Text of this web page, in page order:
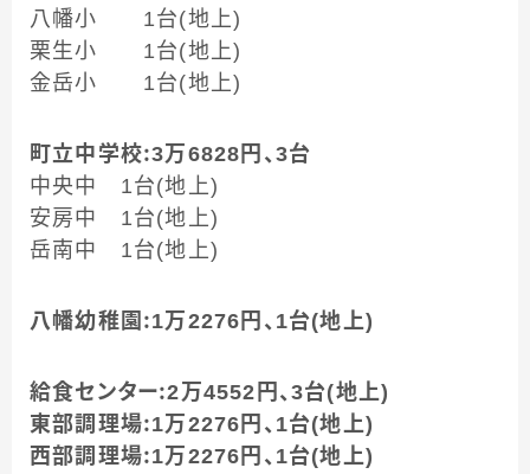
八幡小 1台(地上)
栗生小 1台(地上)
金岳小 1台(地上)
町立中学校：3万6828円、3台
中央中 1台(地上)
安房中 1台(地上)
岳南中 1台(地上)
八幡幼稚園：1万2276円、1台(地上)
給食センター：2万4552円、3台(地上)
東部調理場：1万2276円、1台(地上)
西部調理場：1万2276円、1台(地上)